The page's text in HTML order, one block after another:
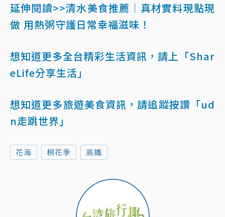
延伸閱讀>>清水美食推薦｜真材實料現點現
做 用熱粥守護日常幸福滋味！
想知道更多全台精彩生活資訊，請上「Shar
eLife分享生活」
想知道更多旅遊美食資訊，請追蹤按讚「ud
n走跳世界」
花海 桐花季 高鐵